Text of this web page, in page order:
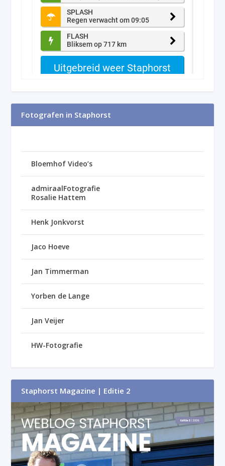
Fotografen in Staphorst
Bloemhof Video’s
admiraalFotografie
Rosalie Hattem
Henk Jonkvorst
Jaco Hoeve
Jan Timmerman
Yorben de Lange
Jan Veijer
HW-Fotografie
Staphorst Magazine | Editie 2